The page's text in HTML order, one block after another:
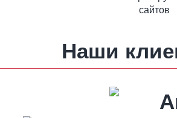
Наши